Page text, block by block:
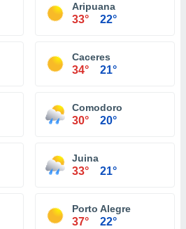
Aripuana
33° 22°
Caceres
34° 21°
Comodoro
30° 20°
Juina
33° 21°
Porto Alegre
37° 22°